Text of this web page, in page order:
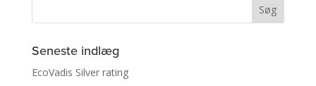
Seneste indlæg
EcoVadis Silver rating